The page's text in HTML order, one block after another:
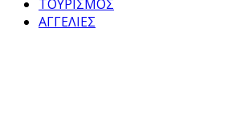
ΤΟΥΡΙΣΜΟΣ
ΑΓΓΕΛΙΕΣ